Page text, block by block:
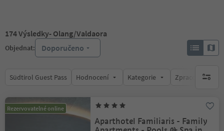
174Výsledky- Olang/Valdaora
Objednat: Doporučeno
Südtirol Guest Pass Hodnocení Kategorie Zpracovávábrak
Rezervovatelné online
Aparthotel Familiaris - Family